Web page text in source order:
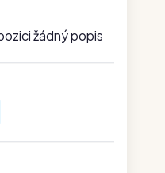
žádný popis